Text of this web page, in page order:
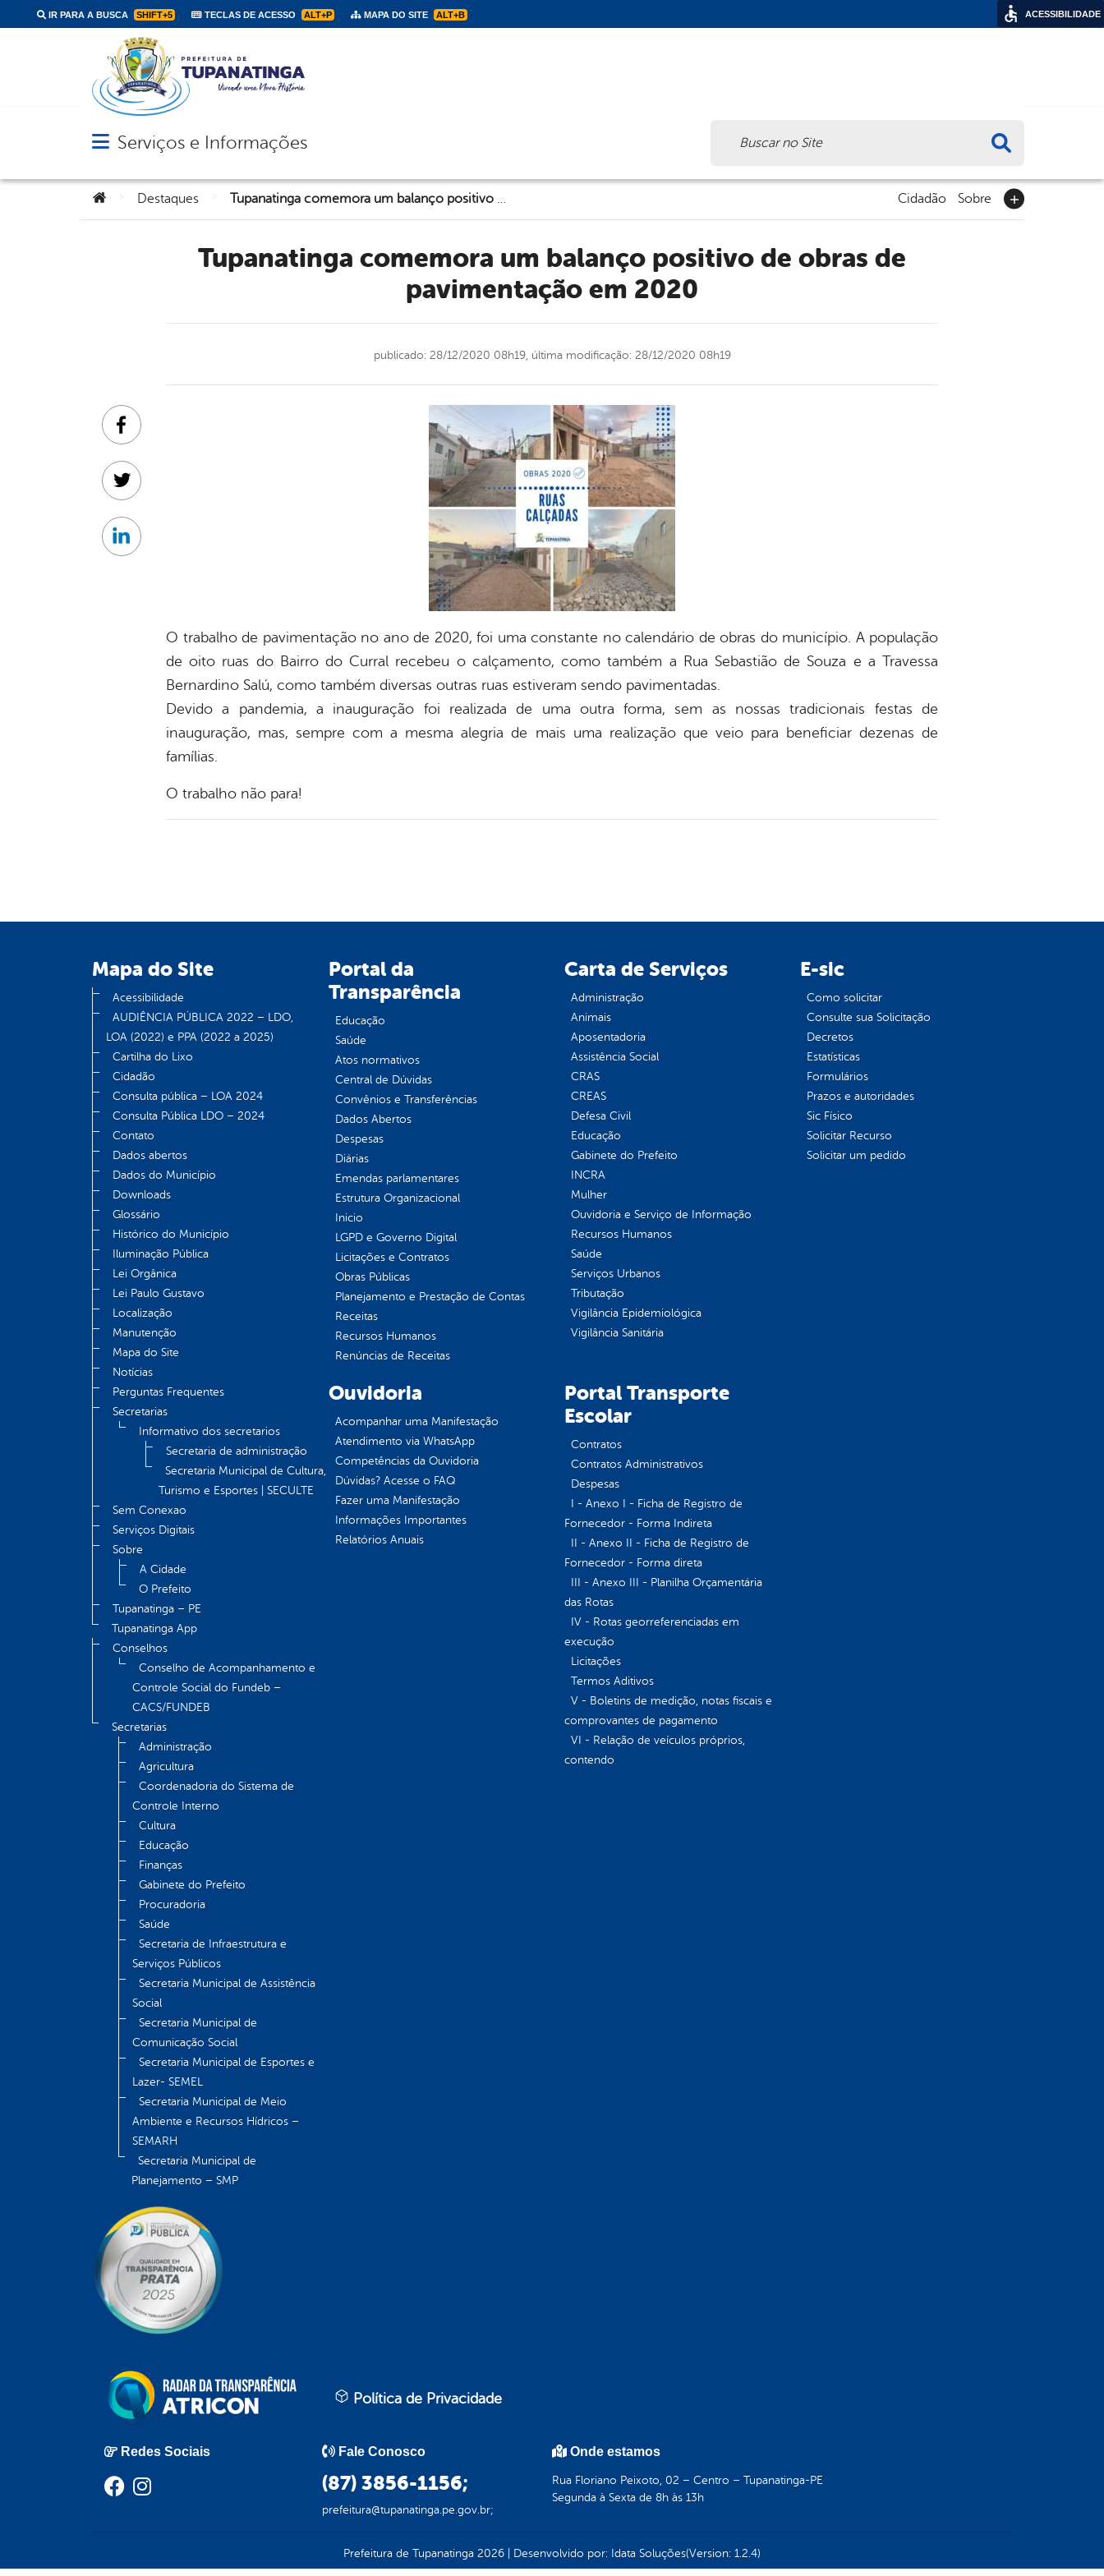
IR PARA A BUSCA SHIFT+5 TECLAS DE ACESSO ALT+P MAPA DO SITE ALT+B
Abrir menu principal de navegação
Serviços e Informações
Você está aqui:
Destaques Tupanatinga comemora um balanço positivo de obras de pavimentação em 2020 Cidadão Sobre
Tupanatinga comemora um balanço positivo de obras de
pavimentação em 2020
publicado: 28/12/2020 08h19, última modificação: 28/12/2020 08h19
O trabalho de pavimentação no ano de 2020, foi uma constante no calendário de obras do município. A população
de oito ruas do Bairro do Curral recebeu o calçamento, como também a Rua Sebastião de Souza e a Travessa
Bernardino Salú, como também diversas outras ruas estiveram sendo pavimentadas.
Devido a pandemia, a inauguração foi realizada de uma outra forma, sem as nossas tradicionais festas de
inauguração, mas, sempre com a mesma alegria de mais uma realização que veio para beneficiar dezenas de
famílias.
O trabalho não para!
Facebook
Twitter
Linkedin
Mapa do Site
Acessibilidade
AUDIÊNCIA PÚBLICA 2022 – LDO,
LOA (2022) e PPA (2022 a 2025)
Cartilha do Lixo
Cidadão
Consulta pública – LOA 2024
Consulta Pública LDO – 2024
Contato
Dados abertos
Dados do Município
Downloads
Glossário
Histórico do Município
Iluminação Pública
Lei Orgânica
Lei Paulo Gustavo
Localização
Manutenção
Mapa do Site
Notícias
Perguntas Frequentes
Secretarias
Informativo dos secretarios
Secretaria de administração
Secretaria Municipal de Cultura,
Turismo e Esportes | SECULTE
Sem Conexao
Serviços Digitais
Sobre
A Cidade
O Prefeito
Tupanatinga – PE
Tupanatinga App
Conselhos
Conselho de Acompanhamento e
Controle Social do Fundeb –
CACS/FUNDEB
Secretarias
Administração
Agricultura
Coordenadoria do Sistema de
Controle Interno
Cultura
Educação
Finanças
Gabinete do Prefeito
Procuradoria
Saúde
Secretaria de Infraestrutura e
Serviços Públicos
Secretaria Municipal de Assistência
Social
Secretaria Municipal de
Comunicação Social
Secretaria Municipal de Esportes e
Lazer- SEMEL
Secretaria Municipal de Meio
Ambiente e Recursos Hídricos –
SEMARH
Secretaria Municipal de
Planejamento – SMP
Portal da
Transparência
Educação
Saúde
Atos normativos
Central de Dúvidas
Convênios e Transferências
Dados Abertos
Despesas
Diárias
Emendas parlamentares
Estrutura Organizacional
Inicio
LGPD e Governo Digital
Licitações e Contratos
Obras Públicas
Planejamento e Prestação de Contas
Receitas
Recursos Humanos
Renúncias de Receitas
Carta de Serviços
Administração
Animais
Aposentadoria
Assistência Social
CRAS
CREAS
Defesa Civil
Educação
Gabinete do Prefeito
INCRA
Mulher
Ouvidoria e Serviço de Informação
Recursos Humanos
Saúde
Serviços Urbanos
Tributação
Vigilância Epidemiológica
Vigilância Sanitária
E-sic
Como solicitar
Consulte sua Solicitação
Decretos
Estatísticas
Formulários
Prazos e autoridades
Sic Físico
Solicitar Recurso
Solicitar um pedido
Ouvidoria
Acompanhar uma Manifestação
Atendimento via WhatsApp
Competências da Ouvidoria
Dúvidas? Acesse o FAQ
Fazer uma Manifestação
Informações Importantes
Relatórios Anuais
Portal Transporte
Escolar
Contratos
Contratos Administrativos
Despesas
I - Anexo I - Ficha de Registro de
Fornecedor - Forma Indireta
II - Anexo II - Ficha de Registro de
Fornecedor - Forma direta
III - Anexo III - Planilha Orçamentária
das Rotas
IV - Rotas georreferenciadas em
execução
Licitações
Termos Aditivos
V - Boletins de medição, notas fiscais e
comprovantes de pagamento
VI - Relação de veículos próprios,
contendo
Política de Privacidade
Redes Sociais Fale Conosco
(87) 3856-1156;
prefeitura@tupanatinga.pe.gov.br;
Onde estamos
Rua Floriano Peixoto, 02 – Centro – Tupanatinga-PE
Segunda à Sexta de 8h às 13h
Prefeitura de Tupanatinga 2026 Desenvolvido por: Idata Soluções(Version: 1.2.4)
ACESSIBILIDADE